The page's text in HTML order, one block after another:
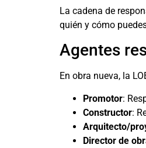
La cadena de
quién y cómo
Agentes
En obra nueva, la
Promotor:
Constructor:
Arquitecto/
Director de